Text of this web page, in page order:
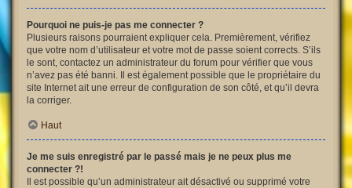
Pourquoi ne puis-je pas me connecter ?
Plusieurs raisons pourraient expliquer cela. Premièrement, vérifiez
que votre nom d’utilisateur et votre mot de passe soient corrects. S’ils
le sont, contactez un administrateur du forum pour vérifier que vous
n’avez pas été banni. Il est également possible que le propriétaire du
site Internet ait une erreur de configuration de son côté, et qu’il devra
la corriger.
Haut
Je me suis enregistré par le passé mais je ne peux plus me
connecter ?!
Il est possible qu’un administrateur ait désactivé ou supprimé votre